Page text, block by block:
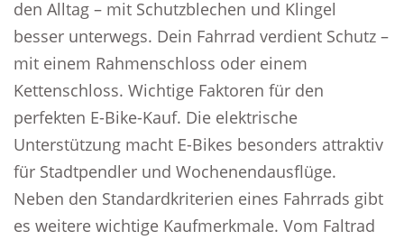
den Alltag – mit Schutzblechen und Klingel
besser unterwegs. Dein Fahrrad verdient Schutz –
mit einem Rahmenschloss oder einem
Kettenschloss. Wichtige Faktoren für den
perfekten E-Bike-Kauf. Die elektrische
Unterstützung macht E-Bikes besonders attraktiv
für Stadtpendler und Wochenendausflüge.
Neben den Standardkriterien eines Fahrrads gibt
es weitere wichtige Kaufmerkmale. Vom Faltrad